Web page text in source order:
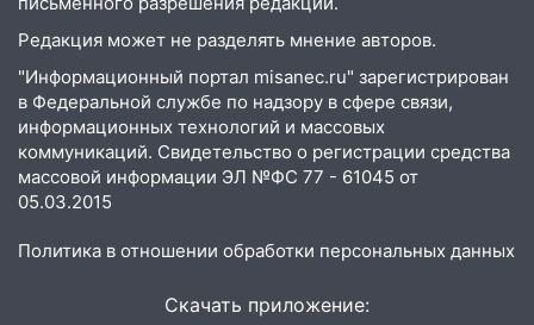
11:30 Кабмин РФ разрешил до 1 июля
2027 года импорт, выпуск и обращение
бензина Евро 2, Евро 3, Евро 4
11:12 Соцсети: на Рябикова автомобиль
врезался в забор
днем 6 августа: список АЗС
Внимание! В Ульяновской области
Редакция может не разделять мнение авторов.
"Информационный портал misanec.ru" зарегистрирован
в Федеральной службе по надзору в сфере связи,
информационных технологий и массовых
коммуникаций. Свидетельство о регистрации средства
массовой информации ЭЛ №ФС 77 - 61045 от
05.03.2015
Политика в отношении обработки персональных данных
Скачать приложение: